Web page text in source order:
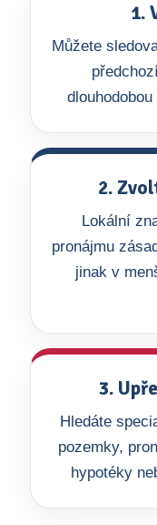
1.
Můžete
2.
Lokální
pronájmu
jinak v
3.
Hledáte
pozemky,
hypotéky